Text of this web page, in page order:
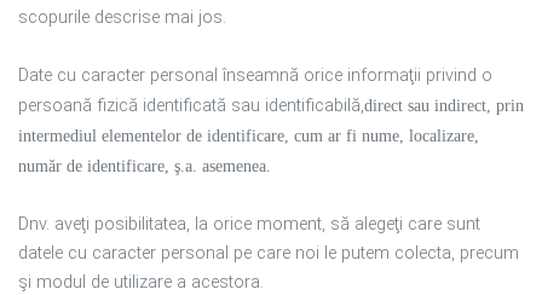
scopurile descrise mai jos.
Date cu caracter personal înseamnă orice informaţii privind o
persoană fizică identificată sau identificabilă,direct sau indirect, prin
intermediul elementelor de identificare, cum ar fi nume, localizare,
număr de identificare, ş.a. asemenea.
Dnv. aveţi posibilitatea, la orice moment, să alegeţi care sunt
datele cu caracter personal pe care noi le putem colecta, precum
şi modul de utilizare a acestora.